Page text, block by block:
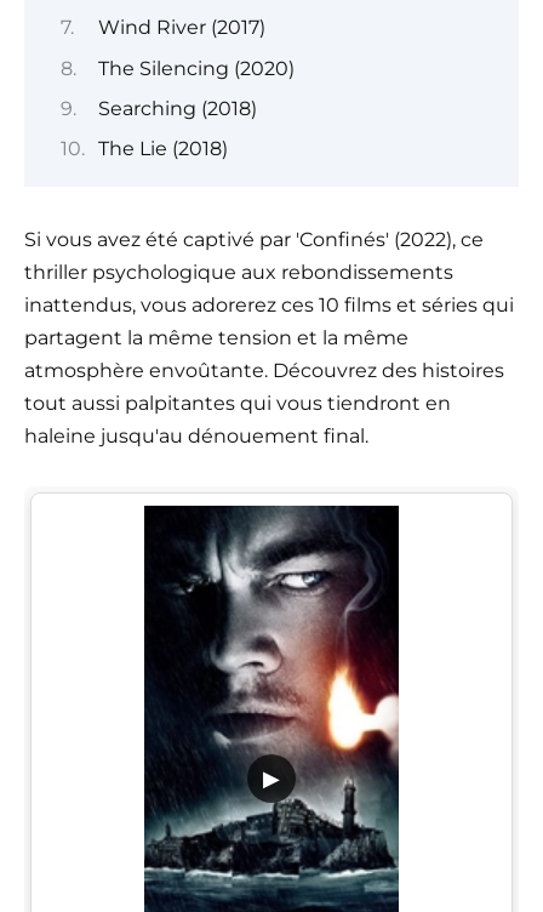
Wind River (2017)
The Silencing (2020)
Searching (2018)
The Lie (2018)
Si vous avez été captivé par 'Confinés' (2022), ce
thriller psychologique aux rebondissements
inattendus, vous adorerez ces 10 films et séries qui
partagent la même tension et la même
atmosphère envoûtante. Découvrez des histoires
tout aussi palpitantes qui vous tiendront en
haleine jusqu'au dénouement final.
▶